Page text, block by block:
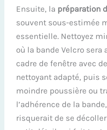
Ensuite, la préparation
souvent sous-estimée
essentielle. Nettoyez
où la bande Velcro sera
cadre de fenêtre avec
nettoyant adapté, puis
moindre poussière ou
l’adhérence de la
risquerait de se